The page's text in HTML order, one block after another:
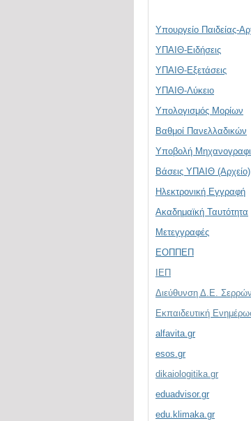
Υπουργείο Παιδείας-
ΥΠΑΙΘ-Ειδήσεις
ΥΠΑΙΘ-Εξετάσεις
ΥΠΑΙΘ-Λύκειο
Υπολογισμός Μορίων
Βαθμοί Πανελλαδικών
Υποβολή
Βάσεις ΥΠΑΙΘ (Αρχείο)
Ηλεκτρονική Eγγραφή
Ακαδημαϊκή Ταυτότητα
Μετεγγραφές
ΕΟΠΠΕΠ
ΙΕΠ
Διεύθυνση Δ.Ε. Σερρών
Εκπαιδευτική
alfavita.gr
esos.gr
dikaiologitika.gr
eduadvisor.gr
edu.klimaka.gr